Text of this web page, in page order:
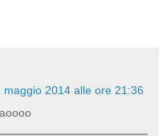
maggio 2014 alle ore 21:36